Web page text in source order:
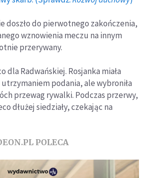
doszło do pierwotnego zakończenia,
wznowienia meczu na innym
przerywany.
dla Radwańskiej. Rosjanka miała
podania, ale wybroniła
przewag rywalki. Podczas przerwy,
dłużej siedziały, czekając na
POLECA